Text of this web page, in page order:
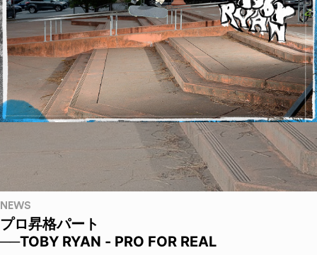
NEWS
プロ昇格パート
──TOBY RYAN - PRO FOR REAL